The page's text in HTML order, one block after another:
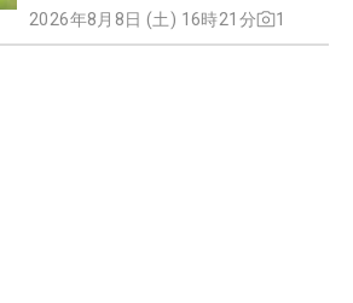
2026年8月8日 (土) 16時21分 1